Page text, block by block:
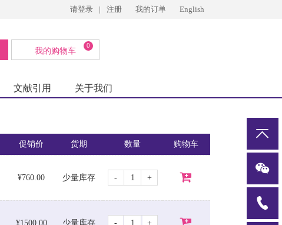
请登录 | 注册 我的订单 English
我的购物车
0
文献引用 关于我们
促销价 货期 数量 购物车
¥760.00 少量库存 - +
¥1500.00 少量库存 - +